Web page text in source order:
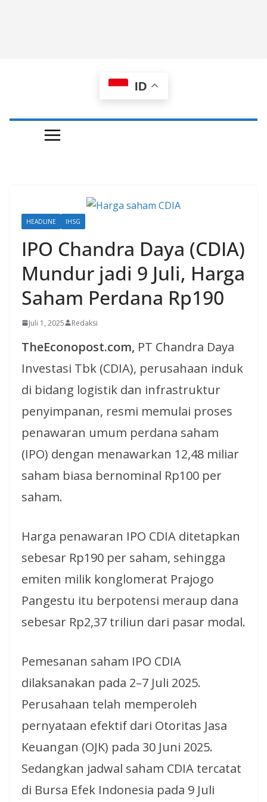
ID
HEADLINE IHSG
IPO Chandra Daya (CDIA)
Mundur jadi 9 Juli, Harga
Saham Perdana Rp190
Juli 1, 2025 Redaksi
TheEconopost.com, PT Chandra Daya
Investasi Tbk (CDIA), perusahaan induk
di bidang logistik dan infrastruktur
penyimpanan, resmi memulai proses
penawaran umum perdana saham
(IPO) dengan menawarkan 12,48 miliar
saham biasa bernominal Rp100 per
saham.
Harga penawaran IPO CDIA ditetapkan
sebesar Rp190 per saham, sehingga
emiten milik konglomerat Prajogo
Pangestu itu berpotensi meraup dana
sebesar Rp2,37 triliun dari pasar modal.
Pemesanan saham IPO CDIA
dilaksanakan pada 2–7 Juli 2025.
Perusahaan telah memperoleh
pernyataan efektif dari Otoritas Jasa
Keuangan (OJK) pada 30 Juni 2025.
Sedangkan jadwal saham CDIA tercatat
di Bursa Efek Indonesia pada 9 Juli